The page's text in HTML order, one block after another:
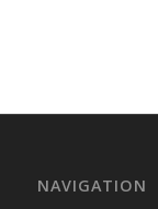
NAVIGATION